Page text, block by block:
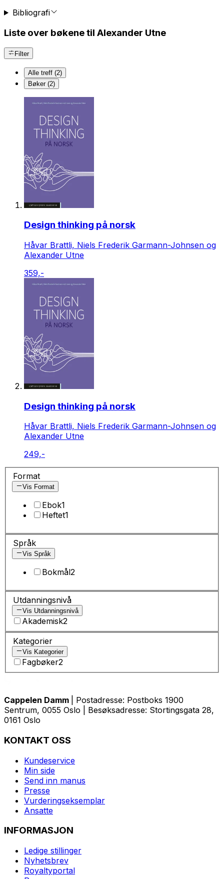
Bibliografi
Liste over bøkene til Alexander Utne
Filter
Alle treff (2)
Bøker (2)
Design thinking på norsk
Håvar Brattli, Niels Frederik Garmann-Johnsen og
Alexander Utne
359,-
Design thinking på norsk
Håvar Brattli, Niels Frederik Garmann-Johnsen og
Alexander Utne
249,-
Format
Vis Format
Ebok1
Heftet1
Språk
Vis Språk
Bokmål2
Utdanningsnivå
Vis Utdanningsnivå
Akademisk2
Kategorier
Vis Kategorier
Fagbøker2
Cappelen Damm
| Postadresse: Postboks 1900
Sentrum, 0055 Oslo | Besøksadresse: Stortingsgata 28,
0161 Oslo
KONTAKT OSS
Kundeservice
Min side
Send inn manus
Presse
Vurderingseksemplar
Ansatte
INFORMASJON
Ledige stillinger
Nyhetsbrev
Royaltyportal